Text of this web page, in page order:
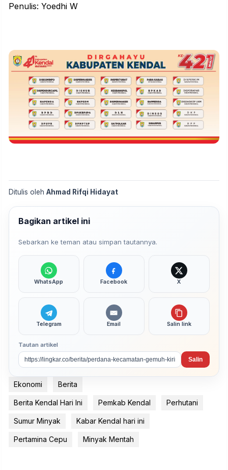
Penulis: Yoedhi W
Ditulis oleh Ahmad Rifqi Hidayat
Bagikan artikel ini
Sebarkan ke teman atau simpan tautannya.
WhatsApp Facebook X
Telegram Email Salin link
Tautan artikel
Salin
Ekonomi Berita
Berita Kendal Hari Ini Pemkab Kendal Perhutani
Sumur Minyak Kabar Kendal hari ini
Pertamina Cepu Minyak Mentah